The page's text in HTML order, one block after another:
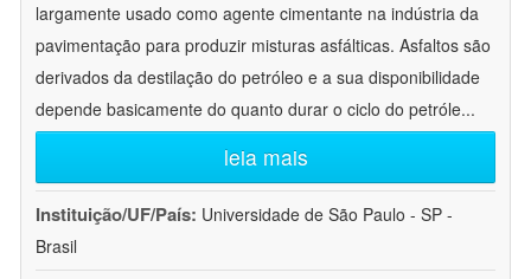
largamente usado como agente cimentante na indústria da
pavimentação para produzir misturas asfálticas. Asfaltos são
derivados da destilação do petróleo e a sua disponibilidade
depende basicamente do quanto durar o ciclo do petróle...
leia mais
Instituição/UF/País: Universidade de São Paulo - SP -
Brasil